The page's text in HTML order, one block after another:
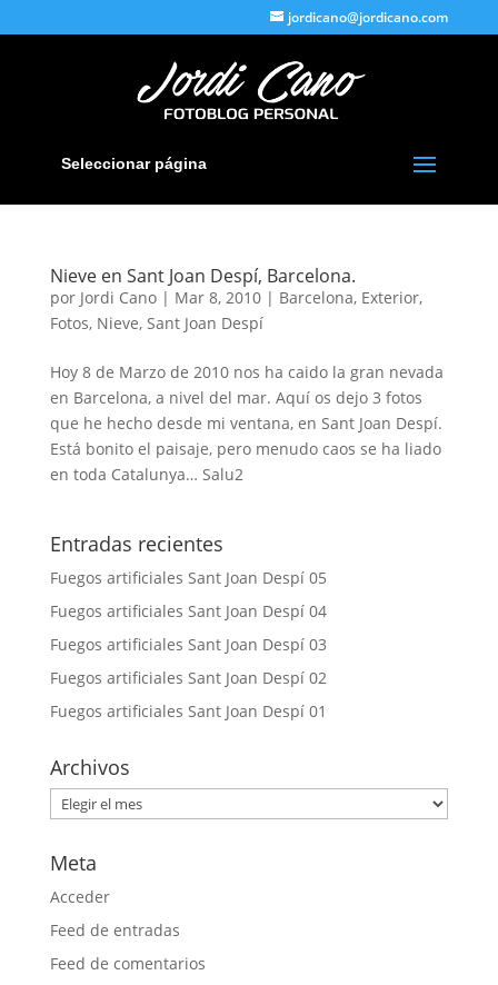
jordicano@jordicano.com
Seleccionar página
Nieve en Sant Joan Despí, Barcelona.
por Jordi Cano| Mar 8, 2010| Barcelona, Exterior,
Fotos, Nieve, Sant Joan Despí
Hoy 8 de Marzo de 2010 nos ha caido la gran nevada
en Barcelona, a nivel del mar. Aquí os dejo 3 fotos
que he hecho desde mi ventana, en Sant Joan Despí.
Está bonito el paisaje, pero menudo caos se ha liado
en toda Catalunya… Salu2
Entradas recientes
Fuegos artificiales Sant Joan Despí 05
Fuegos artificiales Sant Joan Despí 04
Fuegos artificiales Sant Joan Despí 03
Fuegos artificiales Sant Joan Despí 02
Fuegos artificiales Sant Joan Despí 01
Archivos
Archivos
Meta
Acceder
Feed de entradas
Feed de comentarios